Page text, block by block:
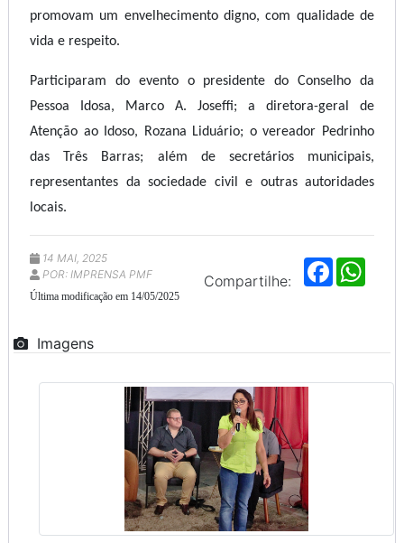
promovam um envelhecimento digno, com qualidade de
vida e respeito.
Participaram do evento o presidente do Conselho da
Pessoa Idosa, Marco A. Joseffi; a diretora-geral de
Atenção ao Idoso, Rozana Liduário; o vereador Pedrinho
das Três Barras; além de secretários municipais,
representantes da sociedade civil e outras autoridades
locais.
Compartilhe:
F
a
o
p
14 MAI, 2025
POR: IMPRENSA PMF
Última modificação em 14/05/2025
Imagens